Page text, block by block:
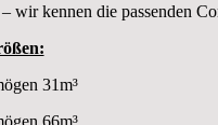
wir kennen die passenden
31m³
66m³